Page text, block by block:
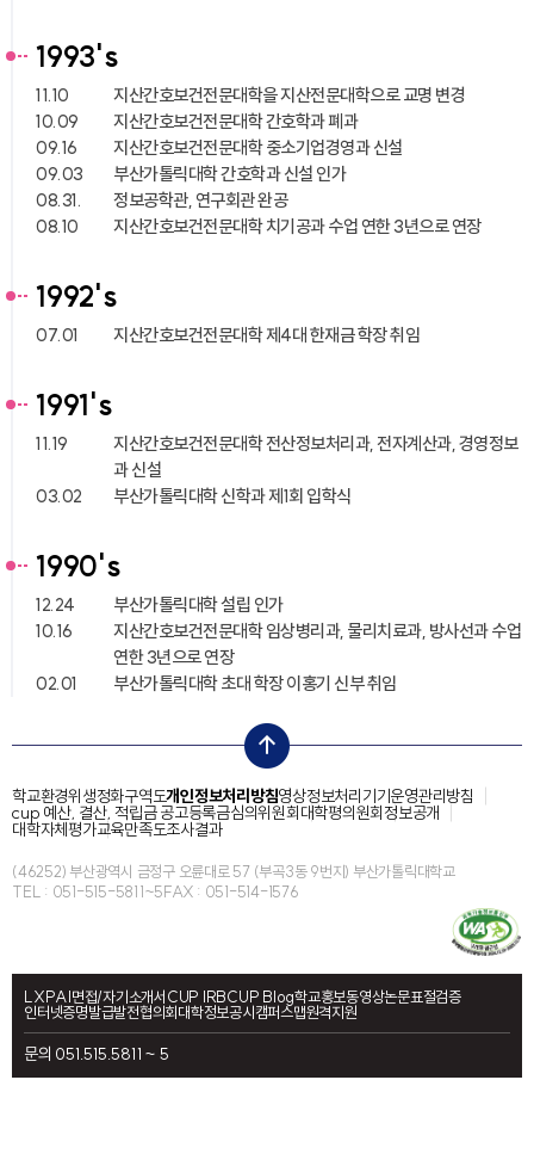
1993's
11.10
지산간호보건전문대학을 지산전문대학으로 교명 변경
10.09
지산간호보건전문대학 간호학과 폐과
09.16
지산간호보건전문대학 중소기업경영과 신설
09.03
부산가톨릭대학 간호학과 신설 인가
08.31.
정보공학관, 연구회관 완공
08.10
지산간호보건전문대학 치기공과 수업 연한 3년으로 연장
1992's
07.01 지산간호보건전문대학 제4대 한재금 학장 취임
1991's
11.19
지산간호보건전문대학 전산정보처리과, 전자계산과, 경영정보
과 신설
03.02
부산가톨릭대학 신학과 제1회 입학식
1990's
12.24
부산가톨릭대학 설립 인가
10.16
지산간호보건전문대학 임상병리과, 물리치료과, 방사선과 수업
연한 3년으로 연장
02.01
부산가톨릭대학 초대 학장 이홍기 신부 취임
top
학교환경위생정화구역도개인정보처리방침영상정보처리기기운영관리방침
cup 예산, 결산, 적립금 공고등록금심의위원회대학평의원회정보공개
대학자체평가교육만족도조사결과
(46252) 부산광역시 금정구 오륜대로 57 (부곡3동 9번지) 부산가톨릭대학교
TEL : 051-515-5811~5FAX : 051-514-1576
LXPAI면접/자기소개서CUP IRBCUP Blog학교홍보동영상논문표절검증
인터넷증명발급발전협의회대학정보공시캠퍼스맵원격지원
문의 051.515.5811 ~ 5